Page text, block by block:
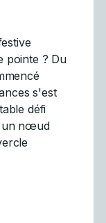
pointe ? Du
s'est
défi
un nœud